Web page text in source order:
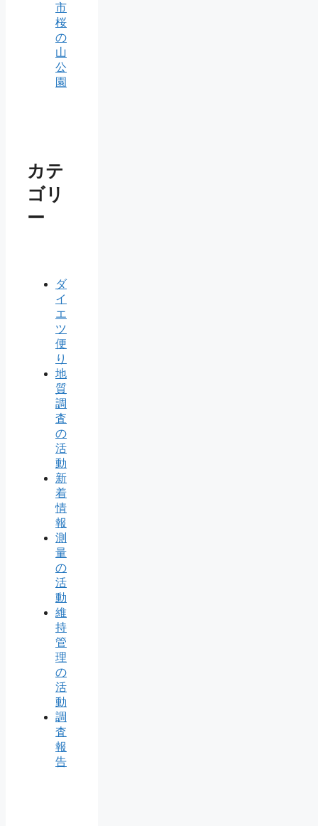
市
桜
の
山
公
園
カテ
ゴリ
ー
ダ
イ
エ
ツ
便
り
地
質
調
査
の
活
動
新
着
情
報
測
量
の
活
動
維
持
管
理
の
活
動
調
査
報
告